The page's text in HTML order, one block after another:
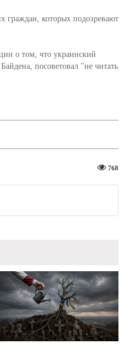
граждан, которых подозревают
о том, что украинский
посоветовал "не читать
768